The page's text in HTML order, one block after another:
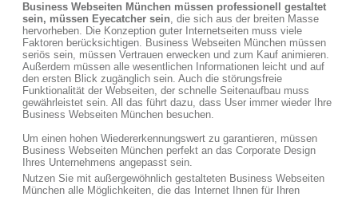
Business Webseiten München müssen professionell gestaltet
sein, müssen Eyecatcher sein, die sich aus der breiten Masse
hervorheben. Die Konzeption guter Internetseiten muss viele
Faktoren berücksichtigen. Business Webseiten München müssen
seriös sein, müssen Vertrauen erwecken und zum Kauf animieren.
Außerdem müssen alle wesentlichen Informationen leicht und auf
den ersten Blick zugänglich sein. Auch die störungsfreie
Funktionalität der Webseiten, der schnelle Seitenaufbau muss
gewährleistet sein. All das führt dazu, dass User immer wieder Ihre
Business Webseiten München besuchen.
Um einen hohen Wiedererkennungswert zu garantieren, müssen
Business Webseiten München perfekt an das Corporate Design
Ihres Unternehmens angepasst sein.
Nutzen Sie mit außergewöhnlich gestalteten Business Webseiten
München alle Möglichkeiten, die das Internet Ihnen für Ihren